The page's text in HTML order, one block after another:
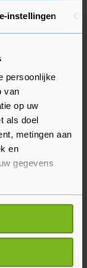
instellingen
persoonlijke
van
op uw
als doel
metingen aan
en
gegevens
kan zijn
actief te
(fingerprinting)
wordt naar
die partijen
en CDA
tegen
is
liever met
dat ziet D66
anderen
ingewikkeld
geen